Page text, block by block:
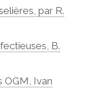
par R.
B.
OGM, Ivan